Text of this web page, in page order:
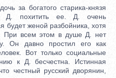
за богатого старика-князя
Д. похитить ее. Д. очень
будет женой разбойника, хотя
При всем этом в душе Д. нет
Он давно простил его как
Вот только социальные
к Д. бесчестна. Истинная
честный русский дворянин,